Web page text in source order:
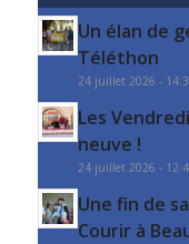
Un élan de
Téléthon
24 juillet 2026 -
Les
neuve !
24 juillet 2026 -
Une fin de
Courir à